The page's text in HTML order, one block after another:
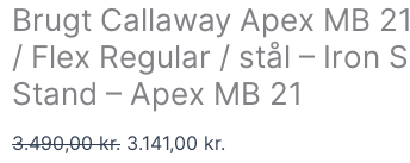
Brugt Callaway Apex MB
/ Flex Regular / stål – Iron
Stand – Apex MB 21
3.490,00kr. 3.141,00 kr.